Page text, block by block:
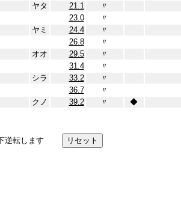
ヤタ 21.1
〃
23.0
〃
ヤミ 24.4
〃
26.8
〃
オオ 29.5
〃
31.4
〃
シラ 33.2
〃
36.7
〃
クノ 39.2 〃
◆
逆転します